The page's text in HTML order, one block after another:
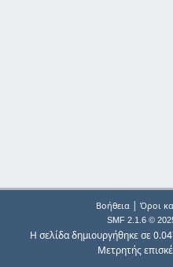
Βοήθεια| Όροι
SMF 2.1.6 ©
Η σελίδα δημιουργήθηκε σε
Μετρητής